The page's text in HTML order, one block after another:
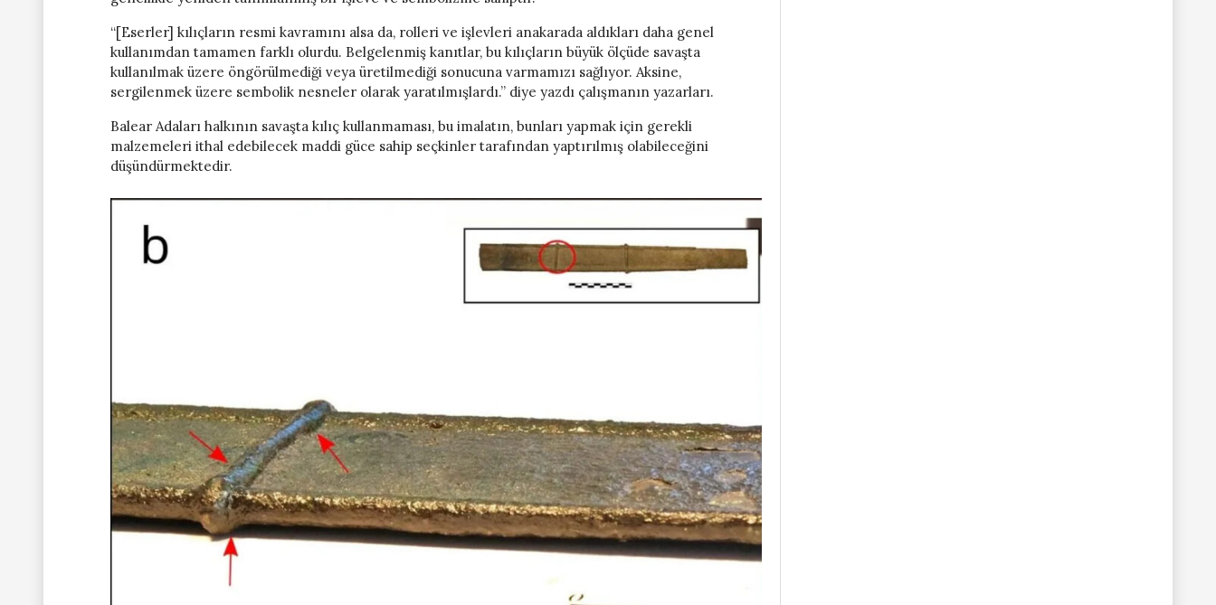
“[Eserler] kılıçların resmi kavramını alsa da, rolleri ve işlevleri anakarada aldıkları daha genel
kullanımdan tamamen farklı olurdu. Belgelenmiş kanıtlar, bu kılıçların büyük ölçüde savaşta
kullanılmak üzere öngörülmediği veya üretilmediği sonucuna varmamızı sağlıyor. Aksine,
sergilenmek üzere sembolik nesneler olarak yaratılmışlardı.” diye yazdı çalışmanın yazarları.
Balear Adaları halkının savaşta kılıç kullanmaması, bu imalatın, bunları yapmak için gerekli
malzemeleri ithal edebilecek maddi güce sahip seçkinler tarafından yaptırılmış olabileceğini
düşündürmektedir.